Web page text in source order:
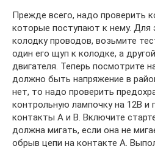
Прежде всего, надо проверить
которые поступают к нему. Для
колодку проводов, возьмите
один его щуп к колодке, а
двигателя. Теперь посмотрите
должно быть напряжение в
нет, то надо проверить
контрольную лампочку на 12В и
контакты А и В. Включите
должна мигать, если она не
обрыв цепи на контакте А.